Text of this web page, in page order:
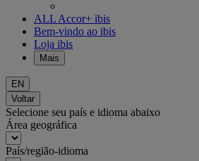
ALL Accor+ ibis
Bem-vindo ao ibis
Loja ibis
Mais
EN
Voltar
Selecione seu país e idioma abaixo
Área geográfica
País/região-idioma